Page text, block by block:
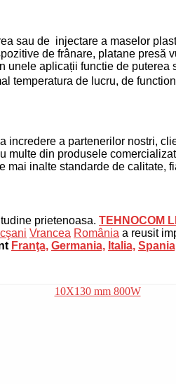
sau de injectare a maselor
de frânare, platane presă
În unele aplicații functie de puterea
temperatura de lucru, de
a partenerilor nostri,
multe din produsele
mai inalte standarde de calitate,
prietenoasa. TEHNOCOM
Vrancea România a reusit
Franţa, Germania, Italia,